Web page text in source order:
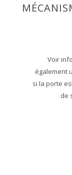
Voir
également
si la porte
de